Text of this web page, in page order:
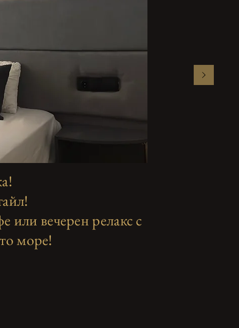
или вечерен релакс с
море!